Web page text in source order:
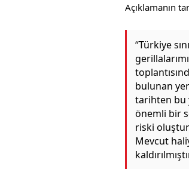
Açıklamanın
“Türkiye
bulunan
tarihten bu
önemli bir
riski
Mevcut